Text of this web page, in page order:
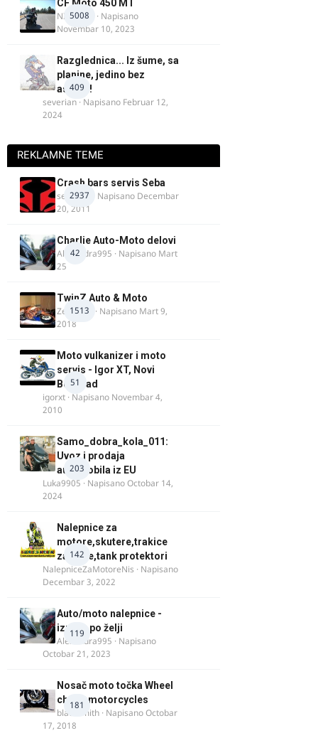
5008
CF Moto 450 MT
NIKOLA 1
· Napisano
Novembar 10, 2023
409
Razglednica... Iz šume, sa
planine, jedino bez
asfalta!
severian · Napisano Februar 12,
2024
REKLAMNE TEME
2937
Crash bars servis Seba
seba011 · Napisano Decembar
20, 2011
42
Charlie Auto-Moto delovi
Alexandra995 · Napisano Mart
25
1513
TwinZ Auto & Moto
Zeljkamp · Napisano Mart 9,
2018
51
Moto vulkanizer i moto
servis - Igor XT, Novi
Beograd
igorxt · Napisano Novembar 4,
2010
203
Samo_dobra_kola_011:
Uvoz i prodaja
automobila iz EU
Luka9905 · NapisanoOctobar 14,
2024
142
Nalepnice za
motore,skutere,trakice
za felne,tank protektori
NalepniceZaMotoreNis · Napisano
Decembar 3, 2022
119
Auto/moto nalepnice -
izrada po želji
Alexandra995 · Napisano
Octobar 21, 2023
181
Nosač moto točka Wheel
chock motorcycles
blacksmith · NapisanoOctobar
17, 2018